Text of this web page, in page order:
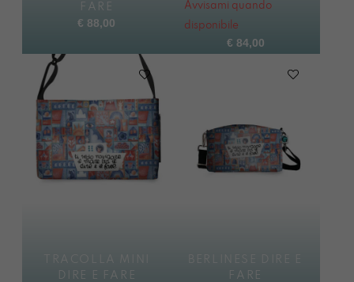
FARE
€ 88,00
Avvisami quando
disponibile
€ 84,00
TRACOLLA MINI
DIRE E FARE
BERLINESE DIRE E
FARE